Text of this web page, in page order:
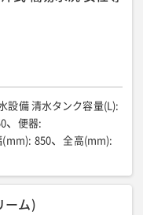
設備 清水タンク容量(L):
便器:
(mm): 850 全高(mm):
ーム)